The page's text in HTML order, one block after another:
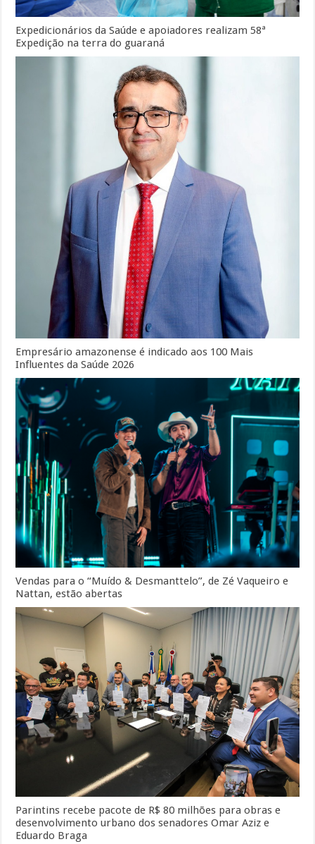
Expedicionários da Saúde e apoiadores realizam 58ª
Expedição na terra do guaraná
Empresário amazonense é indicado aos 100 Mais
Influentes da Saúde 2026
Vendas para o “Muído & Desmanttelo”, de Zé Vaqueiro e
Nattan, estão abertas
Parintins recebe pacote de R$ 80 milhões para obras e
desenvolvimento urbano dos senadores Omar Aziz e
Eduardo Braga